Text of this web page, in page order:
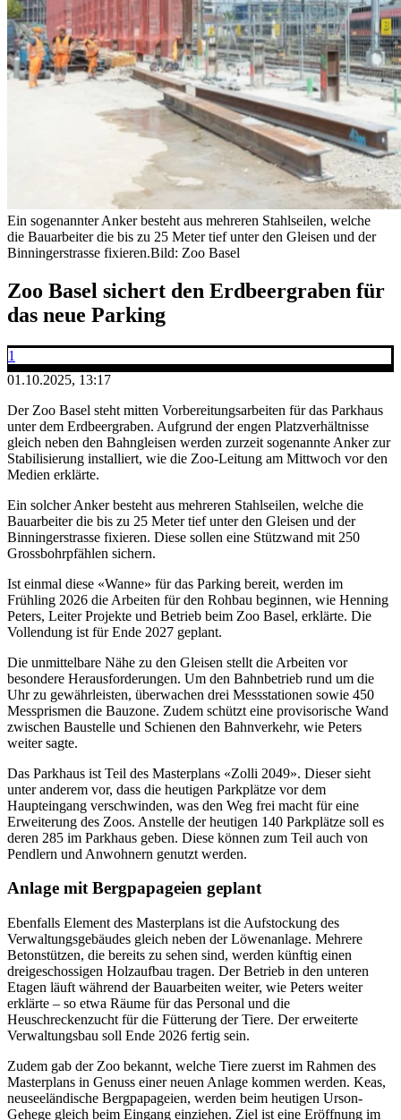
Ein sogenannter Anker besteht aus mehreren Stahlseilen, welche
die Bauarbeiter die bis zu 25 Meter tief unter den Gleisen und der
Binningerstrasse fixieren.Bild: Zoo Basel
Zoo Basel sichert den Erdbeergraben für
das neue Parking
1
01.10.2025, 13:17
Der Zoo Basel steht mitten Vorbereitungsarbeiten für das Parkhaus
unter dem Erdbeergraben. Aufgrund der engen Platzverhältnisse
gleich neben den Bahngleisen werden zurzeit sogenannte Anker zur
Stabilisierung installiert, wie die Zoo-Leitung am Mittwoch vor den
Medien erklärte.
Ein solcher Anker besteht aus mehreren Stahlseilen, welche die
Bauarbeiter die bis zu 25 Meter tief unter den Gleisen und der
Binningerstrasse fixieren. Diese sollen eine Stützwand mit 250
Grossbohrpfählen sichern.
Ist einmal diese «Wanne» für das Parking bereit, werden im
Frühling 2026 die Arbeiten für den Rohbau beginnen, wie Henning
Peters, Leiter Projekte und Betrieb beim Zoo Basel, erklärte. Die
Vollendung ist für Ende 2027 geplant.
Die unmittelbare Nähe zu den Gleisen stellt die Arbeiten vor
besondere Herausforderungen. Um den Bahnbetrieb rund um die
Uhr zu gewährleisten, überwachen drei Messstationen sowie 450
Messprismen die Bauzone. Zudem schützt eine provisorische Wand
zwischen Baustelle und Schienen den Bahnverkehr, wie Peters
weiter sagte.
Das Parkhaus ist Teil des Masterplans «Zolli 2049». Dieser sieht
unter anderem vor, dass die heutigen Parkplätze vor dem
Haupteingang verschwinden, was den Weg frei macht für eine
Erweiterung des Zoos. Anstelle der heutigen 140 Parkplätze soll es
deren 285 im Parkhaus geben. Diese können zum Teil auch von
Pendlern und Anwohnern genutzt werden.
Anlage mit Bergpapageien geplant
Ebenfalls Element des Masterplans ist die Aufstockung des
Verwaltungsgebäudes gleich neben der Löwenanlage. Mehrere
Betonstützen, die bereits zu sehen sind, werden künftig einen
dreigeschossigen Holzaufbau tragen. Der Betrieb in den unteren
Etagen läuft während der Bauarbeiten weiter, wie Peters weiter
erklärte – so etwa Räume für das Personal und die
Heuschreckenzucht für die Fütterung der Tiere. Der erweiterte
Verwaltungsbau soll Ende 2026 fertig sein.
Zudem gab der Zoo bekannt, welche Tiere zuerst im Rahmen des
Masterplans in Genuss einer neuen Anlage kommen werden. Keas,
neuseeländische Bergpapageien, werden beim heutigen Urson-
Gehege gleich beim Eingang einziehen. Ziel ist eine Eröffnung im